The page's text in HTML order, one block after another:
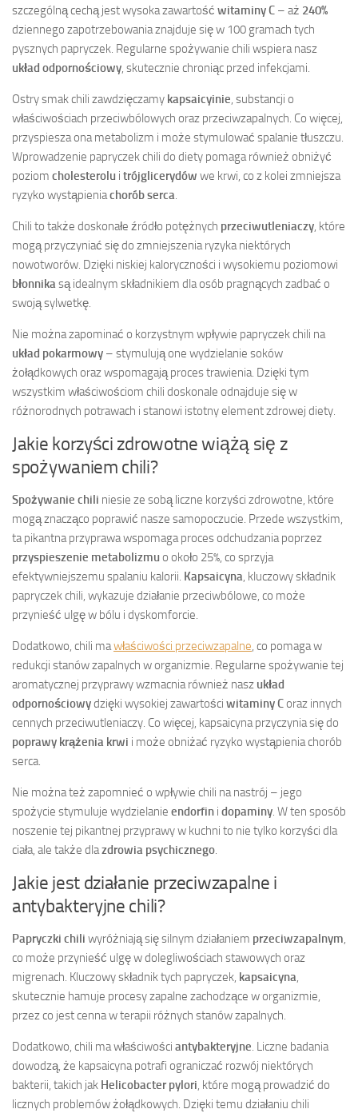
szczególną cechą jest wysoka zawartość witaminy C – aż 240%
dziennego zapotrzebowania znajduje się w 100 gramach tych
pysznych papryczek. Regularne spożywanie chili wspiera nasz
układ odpornościowy, skutecznie chroniąc przed infekcjami.
Ostry smak chili zawdzięczamy kapsaicyinie, substancji o
właściwościach przeciwbólowych oraz przeciwzapalnych. Co więcej,
przyspiesza ona metabolizm i może stymulować spalanie tłuszczu.
Wprowadzenie papryczek chili do diety pomaga również obniżyć
poziom cholesterolu i trójglicerydów we krwi, co z kolei zmniejsza
ryzyko wystąpieniachorób serca.
Chili to także doskonałe źródło potężnych przeciwutleniaczy, które
mogą przyczyniać się do zmniejszenia ryzyka niektórych
nowotworów. Dzięki niskiej kaloryczności i wysokiemu poziomowi
błonnikasą idealnym składnikiem dla osób pragnących zadbać o
swoją sylwetkę.
Nie można zapominać o korzystnym wpływie papryczek chili na
układ pokarmowy – stymulują one wydzielanie soków
żołądkowych oraz wspomagają proces trawienia. Dzięki tym
wszystkim właściwościom chili doskonale odnajduje się w
różnorodnych potrawach i stanowi istotny element zdrowej diety.
Jakie korzyści zdrowotne wiążą się z
spożywaniem chili?
Spożywanie chili niesie ze sobą liczne korzyści zdrowotne, które
mogą znacząco poprawić nasze samopoczucie. Przede wszystkim,
ta pikantna przyprawa wspomaga proces odchudzania poprzez
przyspieszenie metabolizmuo około 25%, co sprzyja
efektywniejszemu spalaniu kalorii. Kapsaicyna, kluczowy składnik
papryczek chili, wykazuje działanie przeciwbólowe, co może
przynieść ulgę w bólu i dyskomforcie.
Dodatkowo, chili mawłaściwości przeciwzapalne, co pomaga w
redukcji stanów zapalnych w organizmie. Regularne spożywanie tej
aromatycznej przyprawy wzmacnia również nasz układ
odpornościowydzięki wysokiej zawartości witaminy Coraz innych
cennych przeciwutleniaczy. Co więcej, kapsaicyna przyczynia się do
poprawy krążenia krwi i może obniżać ryzyko wystąpienia chorób
serca.
Nie można też zapomnieć o wpływie chili na nastrój – jego
spożycie stymuluje wydzielanie endorfin i dopaminy. W ten sposób
noszenie tej pikantnej przyprawy w kuchni to nie tylko korzyści dla
ciała, ale także dlazdrowia psychicznego.
Jakie jest działanie przeciwzapalne i
antybakteryjne chili?
Papryczki chili wyróżniają się silnym działaniem przeciwzapalnym,
co może przynieść ulgę w dolegliwościach stawowych oraz
migrenach. Kluczowy składnik tych papryczek, kapsaicyna,
skutecznie hamuje procesy zapalne zachodzące w organizmie,
przez co jest cenna w terapii różnych stanów zapalnych.
Dodatkowo, chili ma właściwości antybakteryjne. Liczne badania
dowodzą, że kapsaicyna potrafi ograniczać rozwój niektórych
bakterii, takich jak Helicobacter pylori, które mogą prowadzić do
licznych problemów żołądkowych. Dzięki temu działaniu chili